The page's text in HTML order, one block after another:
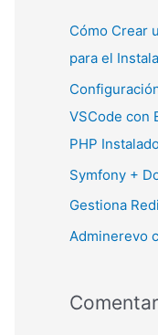
Cómo Crear
para el
VSCode con
PHP
Symfony +
Gestiona
Adminerevo